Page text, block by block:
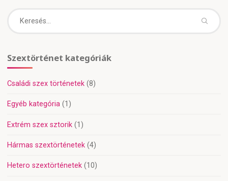
Szextörténet kategóriák
Családi szex történetek (8)
Egyéb kategória (1)
Extrém szex sztorik (1)
Hármas szextörténetek (4)
Hetero szextörténetek (10)